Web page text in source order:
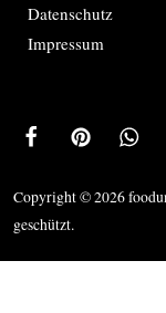
Datenschutz
Impressum
Copyright © 2026
geschützt.